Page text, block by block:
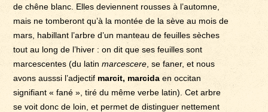
de chêne blanc. Elles deviennent rousses à l’automne,
mais ne tomberont qu’à la montée de la sève au mois de
mars, habillant l’arbre d’un manteau de feuilles sèches
tout au long de l’hiver : on dit que ses feuilles sont
marcescentes (du latinmarcescere , se faner, et nous
avons ausssi l’adjectifmarcit, marcida en occitan
signifiant « fané », tiré du même verbe latin). Cet arbre
se voit donc de loin, et permet de distinguer nettement